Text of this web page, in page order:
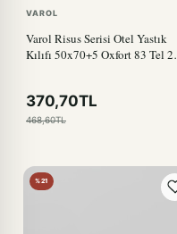
VAROL
Varol Risus Serisi Otel Yastık
Kılıfı 50x70+5 Oxfort 83 Tel 2
370,70TL
468,60TL
%21